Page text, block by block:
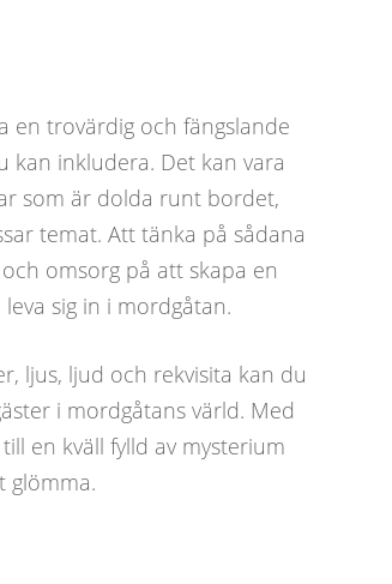
en trovärdig och fängslande
kan inkludera. Det kan vara
som är dolda runt bordet,
temat. Att tänka på sådana
omsorg på att skapa en
sig in i mordgåtan.
ljus, ljud och rekvisita kan du
i mordgåtans värld. Med
en kväll fylld av mysterium
glömma.